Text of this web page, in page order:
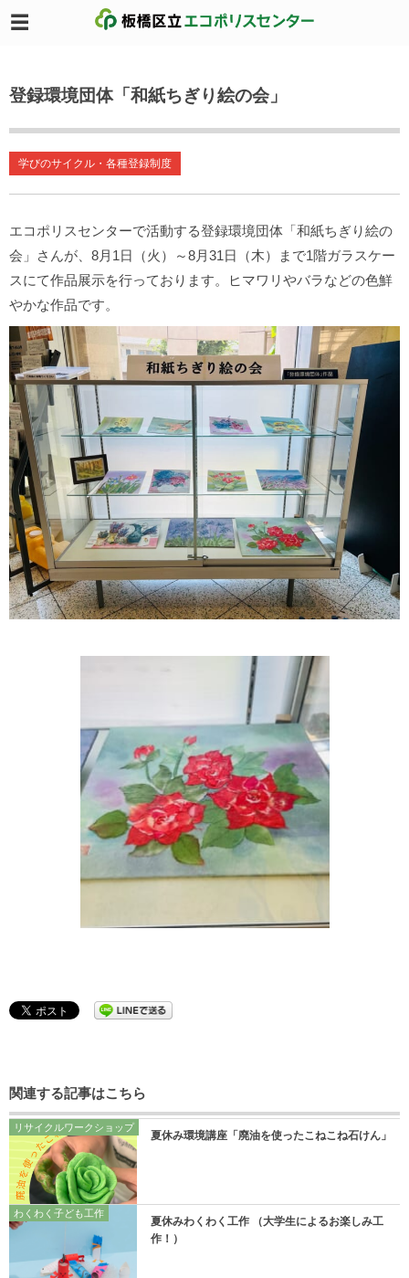
登録環境団体「和紙ちぎり絵の会」
学びのサイクル・各種登録制度
エコポリスセンターで活動する登録環境団体「和紙ちぎり絵の
会」さんが、8月1日（火）～8月31日（木）まで1階ガラスケー
スにて作品展示を行っております。ヒマワリやバラなどの色鮮
やかな作品です。
関連する記事はこちら
リサイクルワークショップ
夏休み環境講座「廃油を使ったこねこね石けん」
わくわく子ども工作
夏休みわくわく工作 （大学生によるお楽しみ工
作！）